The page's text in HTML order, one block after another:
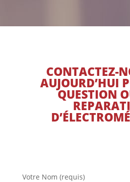
CONTACTEZ-
AUJOURD’HUI
QUESTION
Votre Nom (requis)